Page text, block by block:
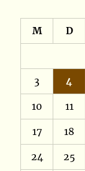
M D
3 4
10 11
17 18
24 25